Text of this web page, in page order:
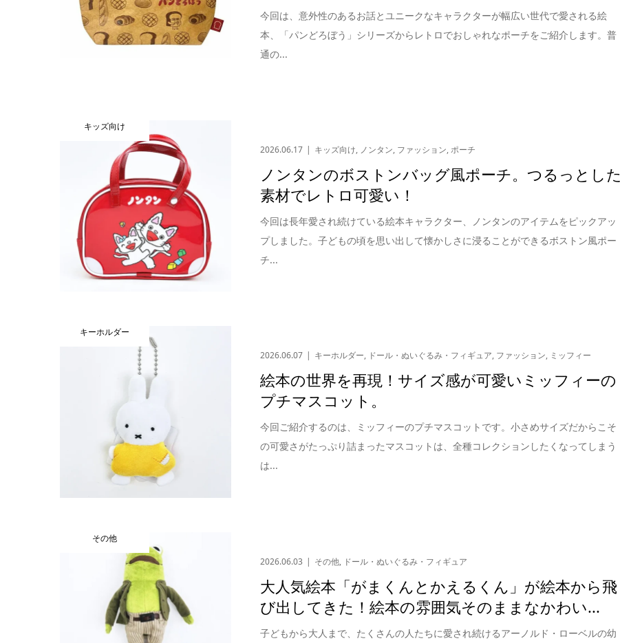
今回は、意外性のあるお話とユニークなキャラクターが幅広い世代で愛される絵
本、「パンどろぼう」シリーズからレトロでおしゃれなポーチをご紹介します。普
通の...
キッズ向け
2026.06.17 キッズ向け, ノンタン, ファッション,ポーチ
ノンタンのボストンバッグ風ポーチ。つるっとした
素材でレトロ可愛い！
今回は長年愛され続けている絵本キャラクター、ノンタンのアイテムをピックアッ
プしました。子どもの頃を思い出して懐かしさに浸ることができるボストン風ポー
チ...
キーホルダー
2026.06.07 キーホルダー, ドール・ぬいぐるみ・フィギュア, ファッション, ミッフィー
絵本の世界を再現！サイズ感が可愛いミッフィーの
プチマスコット。
今回ご紹介するのは、ミッフィーのプチマスコットです。小さめサイズだからこそ
の可愛さがたっぷり詰まったマスコットは、全種コレクションしたくなってしまう
は...
その他
2026.06.03 その他, ドール・ぬいぐるみ・フィギュア
大人気絵本「がまくんとかえるくん」が絵本から飛
び出してきた！絵本の雰囲気そのままなかわい...
子どもから大人まで、たくさんの人たちに愛され続けるアーノルド・ローベルの幼